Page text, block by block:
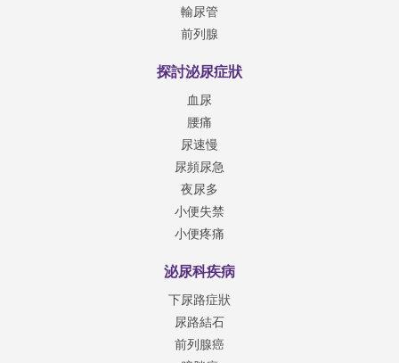
輸尿管
前列腺
探討泌尿症狀
血尿
腰痛
尿速慢
尿頻尿急
夜尿多
小便失禁
小便疼痛
泌尿科疾病
下尿路症狀
尿路結石
前列腺癌